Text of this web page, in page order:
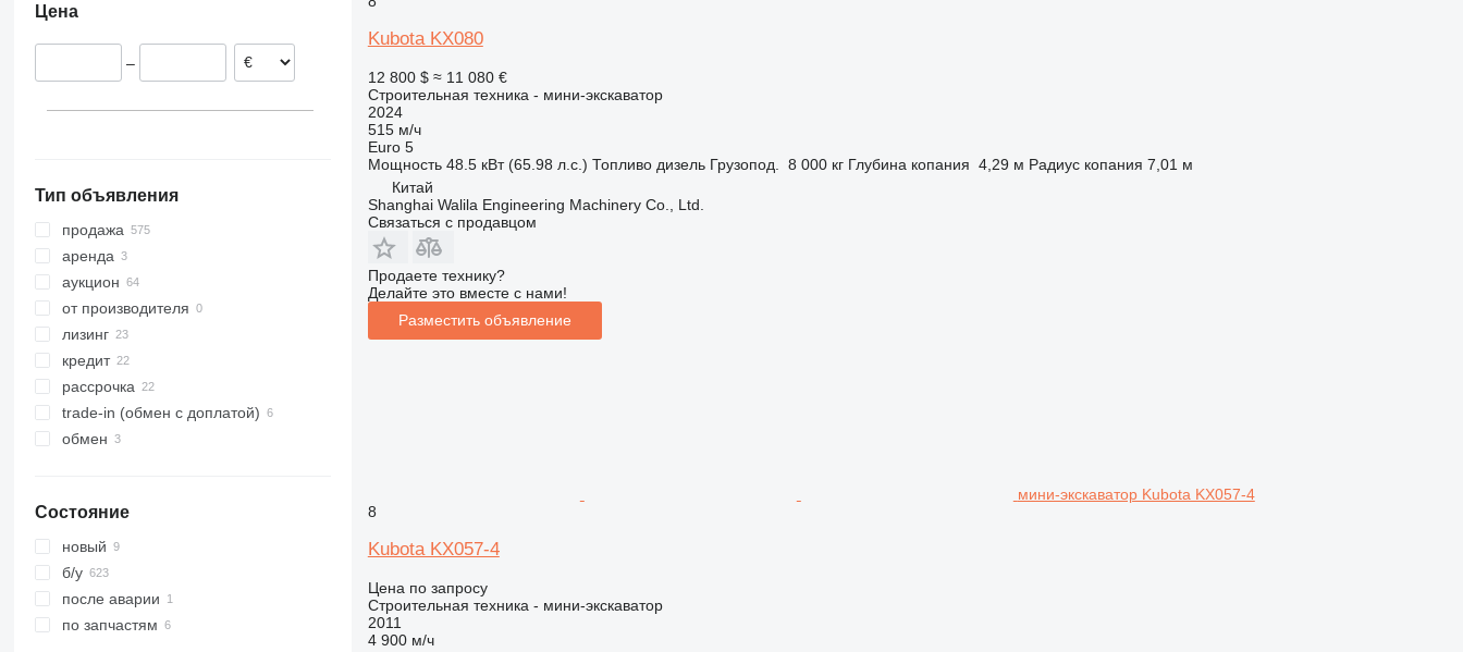
314
320
321
322
323
324
325
326
329
330
336
349
350
365
374
390
436
8025
8026
8030
8035
CT
JS
JZ
NXT
S-Series
TM
4069
Toucan
KX185-3
U56
XZ
Испания
Литва
Цена
–
Тип объявления
продажа
аренда
аукцион
от производителя
лизинг
кредит
рассрочка
trade-in (обмен с доплатой)
обмен
Состояние
новый
б/у
после аварии
по запчастям
Kubota KX080
12 800 $ ≈ 11 080 €
Строительная техника - мини-экскаватор
2024
515 м/ч
Euro 5
Мощность 48.5 кВт (65.98 л.с.) Топливо дизель Грузопод. 8 000 кг Глубина копания 4,29 м Радиус копания 7,01 м
Китай
Shanghai Walila Engineering Machinery Co., Ltd.
Связаться с продавцом
Продаете технику?
Делайте это вместе с нами!
Разместить объявление
мини-экскаватор Kubota KX057-4
8
Kubota KX057-4
Цена по запросу
Строительная техника - мини-экскаватор
2011
4 900 м/ч